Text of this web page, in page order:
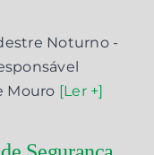
Noturno -
Mouro [Ler +]